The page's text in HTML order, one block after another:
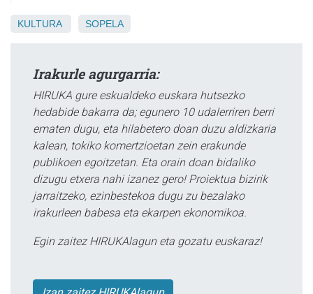
KULTURA SOPELA
Irakurle agurgarria:
HIRUKA gure eskualdeko euskara hutsezko
hedabide bakarra da; egunero 10 udalerriren berri
ematen dugu, eta hilabetero doan duzu aldizkaria
kalean, tokiko komertzioetan zein erakunde
publikoen egoitzetan. Eta orain doan bidaliko
dizugu etxera nahi izanez gero! Proiektua bizirik
jarraitzeko, ezinbestekoa dugu zu bezalako
irakurleen babesa eta ekarpen ekonomikoa.
Egin zaitez HIRUKAlagun eta gozatu euskaraz!